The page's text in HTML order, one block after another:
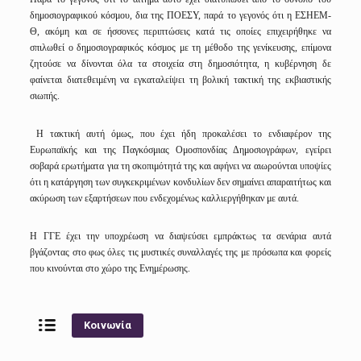
δημοσιογραφικού κόσμου, δια της ΠΟΕΣΥ, παρά το γεγονός ότι η ΕΣΗΕΜ-
Θ, ακόμη και σε ήσσονες περιπτώσεις κατά τις οποίες επιχειρήθηκε να
σπιλωθεί ο δημοσιογραφικός κόσμος με τη μέθοδο της γενίκευσης, επίμονα
ζητούσε να δίνονται όλα τα στοιχεία στη δημοσιότητα, η κυβέρνηση δε
φαίνεται διατεθειμένη να εγκαταλείψει τη βολική τακτική της εκβιαστικής
σιωπής.
Η τακτική αυτή όμως, που έχει ήδη προκαλέσει το ενδιαφέρον της
Ευρωπαϊκής και της Παγκόσμιας Ομοσπονδίας Δημοσιογράφων, εγείρει
σοβαρά ερωτήματα για τη σκοπιμότητά της και αφήνει να αιωρούνται υποψίες
ότι η κατάργηση των συγκεκριμένων κονδυλίων δεν σημαίνει απαραιτήτως και
ακύρωση των εξαρτήσεων που ενδεχομένως καλλιεργήθηκαν με αυτά.
Η ΓΓΕ έχει την υποχρέωση να διαψεύσει εμπράκτως τα σενάρια αυτά
βγάζοντας στο φως όλες τις μυστικές συναλλαγές της με πρόσωπα και φορείς
που κινούνται στο χώρο της Ενημέρωσης.
Κοινωνία